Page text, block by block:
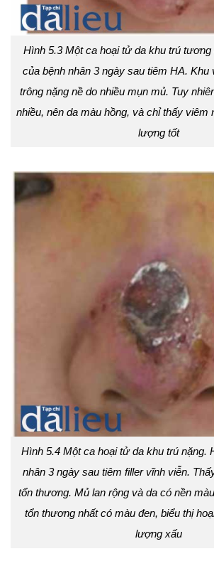
Hình 5.3 Một ca hoại tử da khu trú tương
của bệnh nhân 3 ngày sau tiêm HA. Khu
trông nặng nề do nhiều mụn mủ. Tuy
nhiều, nên da màu hồng, và chỉ thấy viêm
lượng tốt
Hình 5.4 Một ca hoại tử da khu trú nặng.
nhân 3 ngày sau tiêm filler vĩnh viễn.
tổn thương. Mủ lan rộng và da có nền
tổn thương nhất có màu đen, biểu thị
lượng xấu